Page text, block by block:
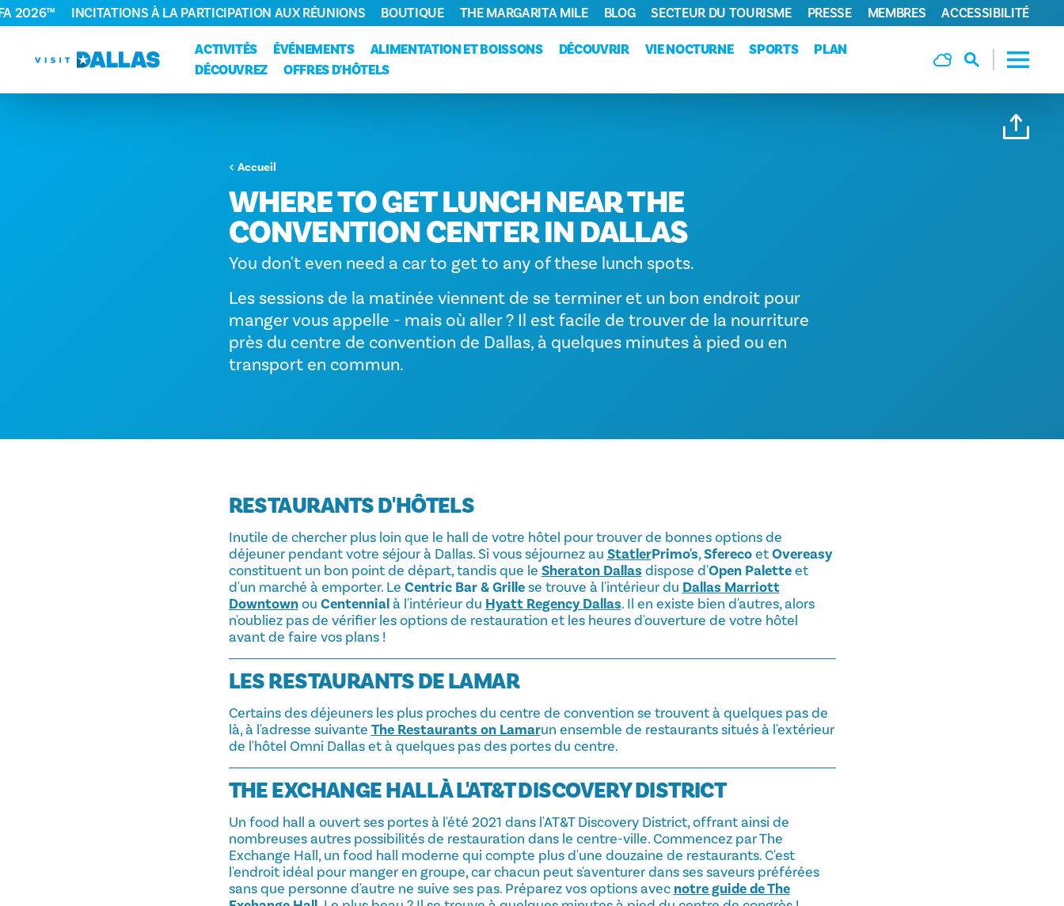
Aller directement au contenu
ACTIVITÉS ÉVÉNEMENTS ALIMENTATION ET BOISSONS DÉCOUVRIR VIE NOCTURNE SPORTS
PLAN
DÉCOUVREZ
OFFRES D'HÔTELS
2026™ INCITATIONS À LA PARTICIPATION AUX RÉUNIONS BOUTIQUE THE MARGARITA MILE BLOG SECTEUR DU TOURISME PRESSE MEMBRES ACCESSIBILITÉ
Accueil
WHERE TO GET LUNCH NEAR THE
CONVENTION CENTER IN DALLAS
You don't even need a car to get to any of these lunch spots.
Les sessions de la matinée viennent de se terminer et un bon endroit pour
manger vous appelle - mais où aller ? Il est facile de trouver de la nourriture
près du centre de convention de Dallas, à quelques minutes à pied ou en
transport en commun.
RESTAURANTS D'HÔTELS
Inutile de chercher plus loin que le hall de votre hôtel pour trouver de bonnes options de
déjeuner pendant votre séjour à Dallas. Si vous séjournez au StatlerPrimo's,SferecoetOvereasy
constituent un bon point de départ, tandis que le Sheraton Dallas dispose d'Open Paletteet
d'un marché à emporter. Le Centric Bar & Grillese trouve à l'intérieur du Dallas Marriott
Downtownou Centennialà l'intérieur du Hyatt Regency Dallas. Il en existe bien d'autres, alors
n'oubliez pas de vérifier les options de restauration et les heures d'ouverture de votre hôtel
avant de faire vos plans !
LES RESTAURANTS DE LAMAR
Certains des déjeuners les plus proches du centre de convention se trouvent à quelques pas de
là, à l'adresse suivante The Restaurants on Lamarun ensemble de restaurants situés à l'extérieur
de l'hôtel Omni Dallas et à quelques pas des portes du centre.
THE EXCHANGE HALL À L'AT&T DISCOVERY DISTRICT
Un food hall a ouvert ses portes à l'été 2021 dans l'AT&T Discovery District, offrant ainsi de
nombreuses autres possibilités de restauration dans le centre-ville. Commencez par The
Exchange Hall, un food hall moderne qui compte plus d'une douzaine de restaurants. C'est
l'endroit idéal pour manger en groupe, car chacun peut s'aventurer dans ses saveurs préférées
sans que personne d'autre ne suive ses pas. Préparez vos options avec notre guide de The